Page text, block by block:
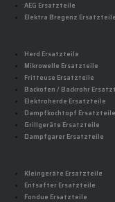
AEG Ersatzteile
Elektra Bregenz Ersatzteile
Herd Ersatzteile
Mikrowelle Ersatzteile
Fritteuse Ersatzteile
Backofen / Backrohr
Elektroherde Ersatzteile
Dampfkochtopf Ersatzteile
Grillgeräte Ersatzteile
Dampfgarer Ersatzteile
Kleingeräte Ersatzteile
Entsafter Ersatzteile
Fondue Ersatzteile